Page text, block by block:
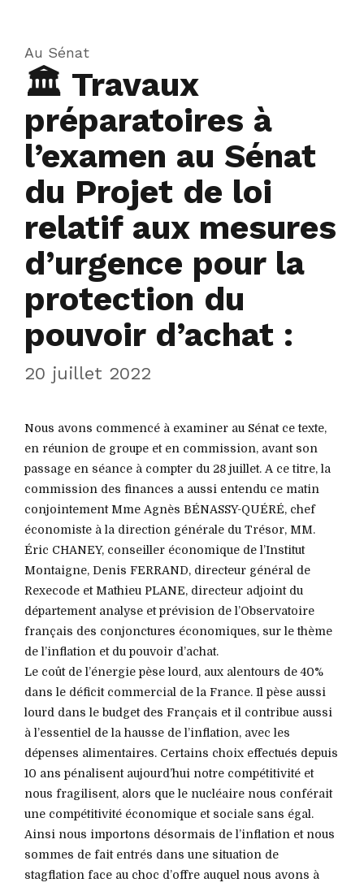
Au Sénat
🏛 Travaux
préparatoires à
l’examen au Sénat
du Projet de loi
relatif aux mesures
d’urgence pour la
protection du
pouvoir d’achat :
20 juillet 2022
Nous avons commencé à examiner au Sénat ce texte,
en réunion de groupe et en commission, avant son
passage en séance à compter du 28 juillet. A ce titre, la
commission des finances a aussi entendu ce matin
conjointement Mme Agnès BÉNASSY-QUÉRÉ, chef
économiste à la direction générale du Trésor, MM.
Éric CHANEY, conseiller économique de l’Institut
Montaigne, Denis FERRAND, directeur général de
Rexecode et Mathieu PLANE, directeur adjoint du
département analyse et prévision de l’Observatoire
français des conjonctures économiques, sur le thème
de l’inflation et du pouvoir d’achat.
Le coût de l’énergie pèse lourd, aux alentours de 40%
dans le déficit commercial de la France. Il pèse aussi
lourd dans le budget des Français et il contribue aussi
à l’essentiel de la hausse de l’inflation, avec les
dépenses alimentaires. Certains choix effectués depuis
10 ans pénalisent aujourd’hui notre compétitivité et
nous fragilisent, alors que le nucléaire nous conférait
une compétitivité économique et sociale sans égal.
Ainsi nous importons désormais de l’inflation et nous
sommes de fait entrés dans une situation de
stagflation face au choc d’offre auquel nous avons à